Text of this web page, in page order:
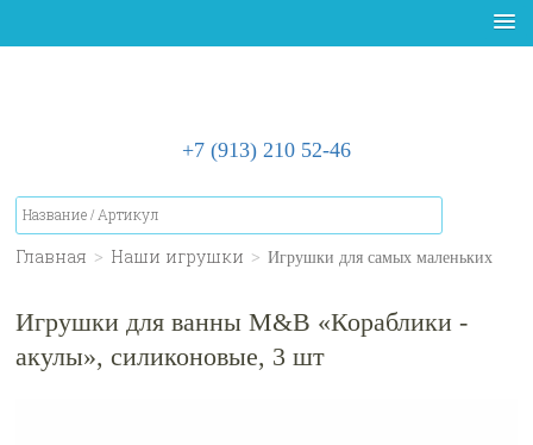
+7 (913) 210 52-46
Главная > Наши игрушки > Игрушки для самых маленьких
Игрушки для ванны M&B «Кораблики -
акулы», силиконовые, 3 шт